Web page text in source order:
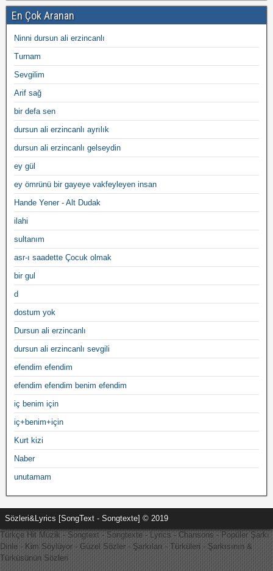
En Çok Aranan
Ninni dursun ali erzincanlı
Turnam
Sevgilim
Arif sağ
bir defa sen
dursun ali erzincanlı ayrılık
dursun ali erzincanlı gelseydin
ey gül
ey ömrünü bir gayeye vakfeyleyen insan
Hande Yener - Alt Dudak
ilahi
sultanım
asr-ı saadette Çocuk olmak
bir gul
d
dostum yok
Dursun ali erzincanlı
dursun ali erzincanlı sevgili
efendim efendim
efendim efendim benim efendim
iç benim için
iç+benim+için
Kurt kizi
Naber
unutamam
Sözleri&Lyrics [SongText - Songtexte] © 2019
Türkçe Hit Müzik - Songtext - Songtexte - Lyrics - Chansons - Popüler Şarkı
Dinle - Kim Söylüyor - Güzel Sözler - Şarkıları - Türküleri - Şarkısının &
Türküsünün Sözleri